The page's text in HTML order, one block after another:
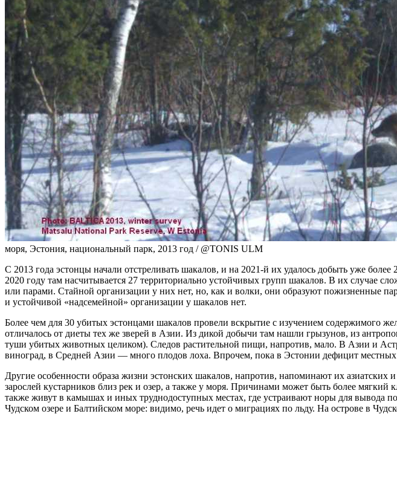
моря, Эстония, национальный парк, 2013 год / @TONIS ULM
С 2013 года эстонцы начали отстреливать шакалов, и на 2021-й их удалось добыть уже
2020 году там насчитывается 27 территориально устойчивых групп шакалов. В их случае
или парами. Стайной организации у них нет, но, как и волки, они образуют пожизненные
и устойчивой «надсемейной» организации у шакалов нет.
Более чем для 30 убитых эстонцами шакалов провели вскрытие с изучением содержимого
отличалось от диеты тех же зверей в Азии. Из дикой добычи там нашли грызунов, из
туши убитых животных целиком). Следов растительной пищи, напротив, мало. В Азии и
виноград, в Средней Азии — много плодов лоха. Впрочем, пока в Эстонии дефицит местных
Другие особенности образа жизни эстонских шакалов, напротив, напоминают их азиатских
зарослей кустарников близ рек и озер, а также у моря. Причинами может быть более
также живут в камышах и иных труднодоступных местах, где устраивают норы для вывода
Чудском озере и Балтийском море: видимо, речь идет о миграциях по льду. На острове в